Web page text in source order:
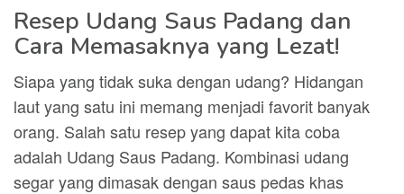
Resep Udang Saus Padang dan
Cara Memasaknya yang Lezat!
Siapa yang tidak suka dengan udang? Hidangan
laut yang satu ini memang menjadi favorit banyak
orang. Salah satu resep yang dapat kita coba
adalah Udang Saus Padang. Kombinasi udang
segar yang dimasak dengan saus pedas khas